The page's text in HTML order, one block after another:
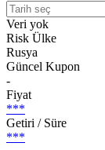
Veri yok
Risk Ülke
Rusya
Güncel Kupon
-
Fiyat
***
Getiri / Süre
***